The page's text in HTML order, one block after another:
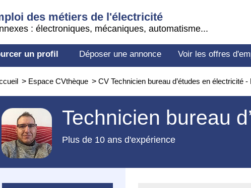
des métiers de l'électricité
: électroniques, mécaniques, automatisme...
un profil Déposer une annonce Voir les offres
> Espace CVthèque > CV Technicien bureau d’études en électricité -
Technicien bureau
Plus de 10 ans d'expérience